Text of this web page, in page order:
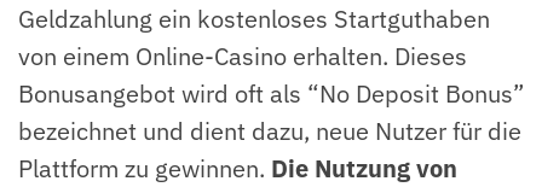
Geldzahlung ein kostenloses Startguthaben
von einem Online-Casino erhalten. Dieses
Bonusangebot wird oft als “No Deposit Bonus”
bezeichnet und dient dazu, neue Nutzer für die
Plattform zu gewinnen. Die Nutzung von